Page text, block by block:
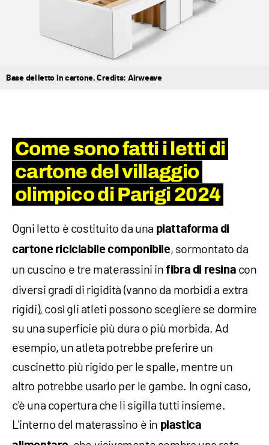
Base del letto in cartone. Credits: Airweave
Come sono fatti i letti di
cartone del villaggio
olimpico di Parigi 2024
Ogni letto è costituito da una piattaforma di
cartone riciclabile componibile, sormontato da
un cuscino e tre materassini infibra di resina con
diversi gradi di rigidità (vanno da morbidi a extra
rigidi), così gli atleti possono scegliere se dormire
su una superficie più dura o più morbida. Ad
esempio, un atleta potrebbe preferire un
cuscinetto più rigido per le spalle, mentre un
altro potrebbe usarlo per le gambe. In ogni caso,
c'è una copertura che li sigilla tutti insieme.
L'interno del materassino è in plastica